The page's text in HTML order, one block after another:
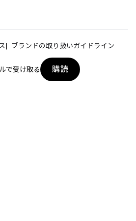
ブランドの取り扱いガイドライン
で受け取る
購読